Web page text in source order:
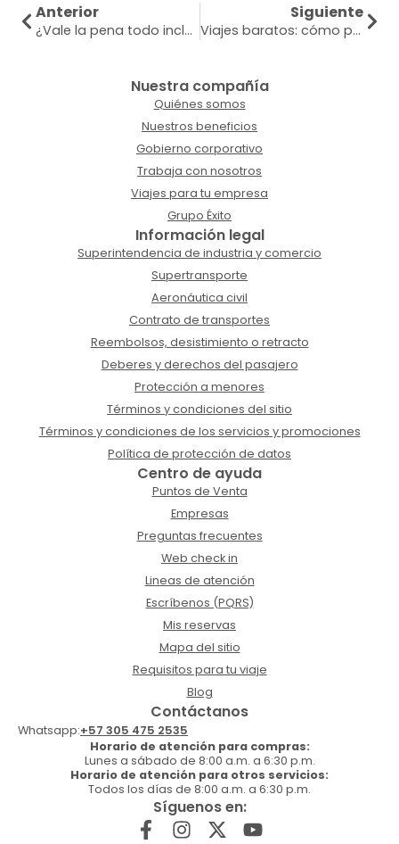
Anterior
¿Vale la pena todo incluido de verdad?
Siguiente
Viajes baratos: cómo pagar menos y viajar bien
Nuestra compañía
Quiénes somos
Nuestros beneficios
Gobierno corporativo
Trabaja con nosotros
Viajes para tu empresa
Grupo Éxito
Información legal
Superintendencia de industria y comercio
Supertransporte
Aeronáutica civil
Contrato de transportes
Reembolsos, desistimiento o retracto
Deberes y derechos del pasajero
Protección a menores
Términos y condiciones del sitio
Términos y condiciones de los servicios y promociones
Política de protección de datos
Centro de ayuda
Puntos de Venta
Empresas
Preguntas frecuentes
Web check in
Lineas de atención
Escríbenos (PQRS)
Mis reservas
Mapa del sitio
Requisitos para tu viaje
Blog
Contáctanos
Whatsapp:+57 305 475 2535
Horario de atención para compras:
Lunes a sábado de 8:00 a.m. a 6:30 p.m.
Horario de atención para otros servicios:
Todos los días de 8:00 a.m. a 6:30 p.m.
Síguenos en: